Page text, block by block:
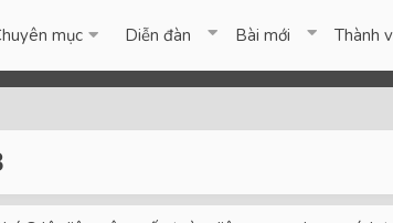
mục Diễn đàn Bài mới Thành